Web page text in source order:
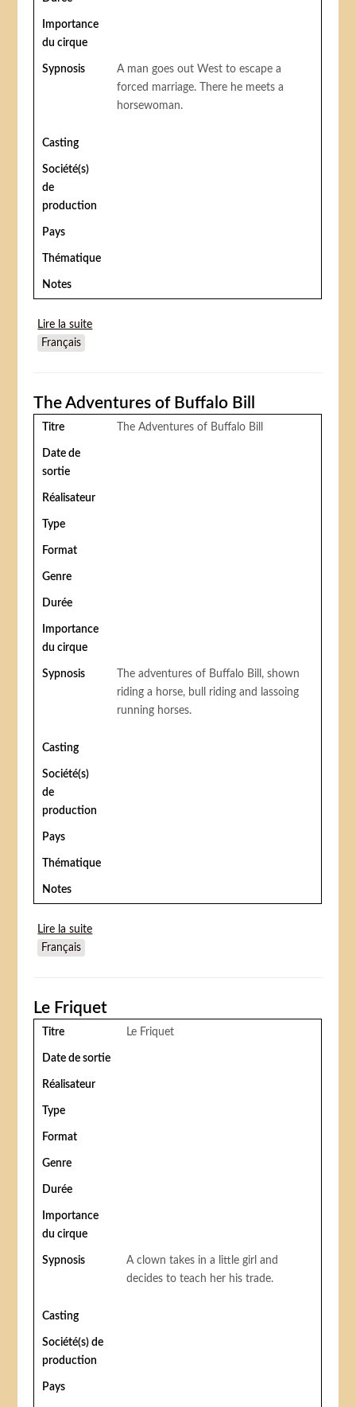
Importance
du cirque
Sypnosis
A man goes out West to escape a
forced marriage. There he meets a
horsewoman.
Casting
Société(s)
de
production
Pays
Thématique
Notes
Lire la suite
Français
The Adventures of Buffalo Bill
Titre The Adventures of Buffalo Bill
Date de
sortie
Réalisateur
Type
Format
Genre
Durée
Importance
du cirque
Sypnosis
The adventures of Buffalo Bill, shown
riding a horse, bull riding and lassoing
running horses.
Casting
Société(s)
de
production
Pays
Thématique
Notes
Lire la suite
Français
Le Friquet
Titre Le Friquet
Date de sortie
Réalisateur
Type
Format
Genre
Durée
Importance
du cirque
Sypnosis
A clown takes in a little girl and
decides to teach her his trade.
Casting
Société(s) de
production
Pays